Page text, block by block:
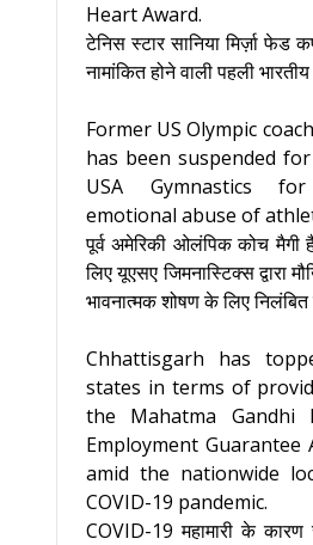
Heart Award.
टेनिस स्टार सानिया मिर्ज़ा फेड
नामांकित होने वाली पहली
Former US Olympic
has been suspended
USA Gymnastics
emotional abuse of
पूर्व अमेरिकी ओलंपिक कोच
लिए यूएसए जिमनास्टिक्स द्वारा
भावनात्मक शोषण के लिए निलंबित
Chhattisgarh has
states in terms of
the Mahatma Gandhi
Employment Guarantee
amid the nationwide
COVID-19 pandemic.
COVID-19 महामारी के कारण